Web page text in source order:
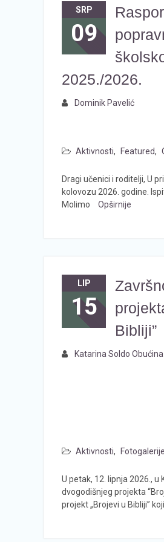
SRP
09
2025./2026.
Dominik Pavelić
Aktivnosti, Featured,
Dragi učenici i roditelji, U
kolovozu 2026. godine.
Molimo
Opširnije
LIP
15
Bibliji”
Katarina Soldo Obućina
Aktivnosti, Fotogalerije
U petak, 12. lipnja 2026.,
dvogodišnjeg projekta
projekt „Brojevi u Bibliji”